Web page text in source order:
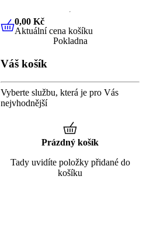
0,00 KčAktuální cena košíku
0,00 Kč
Aktuální cena košíku
Pokladna
Váš košík
Vyberte službu, která je pro Vás
nejvhodnější
Prázdný košík
Tady uvidíte položky přidané do
košíku